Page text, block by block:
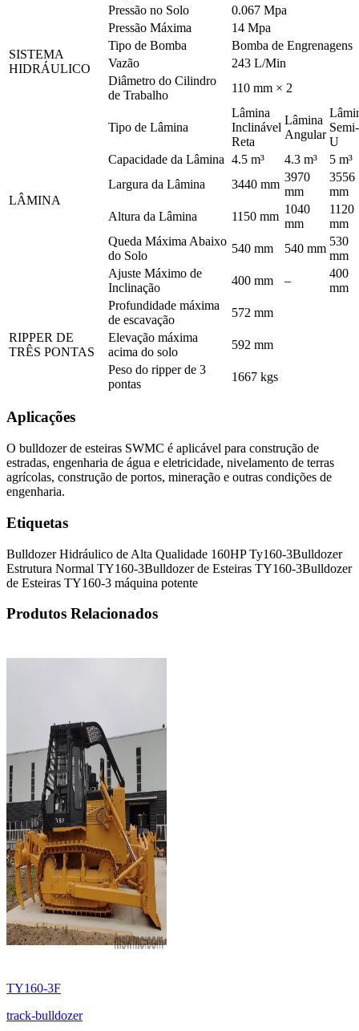
Pressão no Solo
0.067 Mpa
SISTEMA
HIDRÁULICO
Pressão Máxima
14 Mpa
Tipo de Bomba
Bomba de Engrenagens
Vazão
243 L/Min
Diâmetro do Cilindro
de Trabalho
110 mm × 2
LÂMINA
Tipo de Lâmina
Lâmina
Inclinável
Reta
Lâmina
Angular
Semi-
U
Capacidade da Lâmina 4.5 m³ 4.3 m³
5 m³
Largura da Lâmina
3440 mm
3970
mm
3556
mm
Altura da Lâmina
1150 mm
1040
mm
1120
mm
Queda Máxima Abaixo
do Solo
540 mm 540 mm
530
mm
Ajuste Máximo de
Inclinação
400 mm –
400
mm
RIPPER DE
TRÊS PONTAS
Profundidade máxima
de escavação
572 mm
Elevação máxima
acima do solo
592 mm
Peso do ripper de 3
pontas
1667 kgs
Aplicações
O bulldozer de esteiras SWMC é aplicável para construção de
estradas, engenharia de água e eletricidade, nivelamento de terras
agrícolas, construção de portos, mineração e outras condições de
engenharia.
Etiquetas
Bulldozer Hidráulico de Alta Qualidade 160HP Ty160-3Bulldozer
Estrutura Normal TY160-3Bulldozer de Esteiras TY160-3Bulldozer
de Esteiras TY160-3 máquina potente
Produtos Relacionados
TY160-3F
track-bulldozer